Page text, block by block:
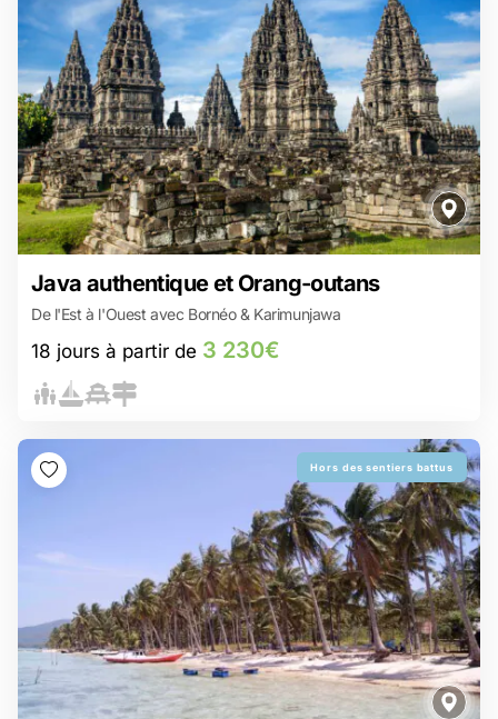
Java authentique et Orang-outans
De l'Est à l'Ouest avec Bornéo & Karimunjawa
18 jours à partir de 3 230€
18 jours à partir de
3 230€
Ijen : Randonnée jusqu’au plus grand lac acide du monde
Entre hindouisme et bouddhisme, un dialogue sacré de pierres et
Expédition sauvage à la recherche des orangs-outans de Borneo
Hors des sentiers battus